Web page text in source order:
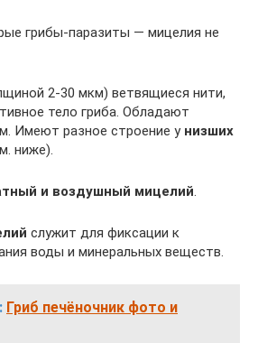
грибы-паразиты — мицелия не
2-30 мкм) ветвящиеся нити,
тело гриба. Обладают
Имеют разное строение у низших
ниже).
и воздушный мицелий.
служит для фиксации к
воды и минеральных веществ.
Гриб печёночник фото и